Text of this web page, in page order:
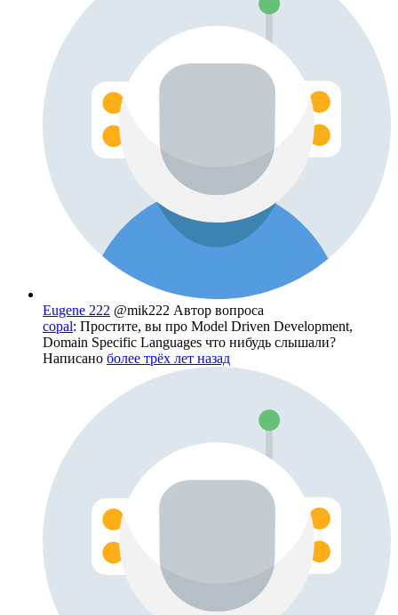
Eugene 222 @mik222 Автор вопроса
copal: Простите, вы про Model Driven Development,
Domain Specific Languages что нибудь слышали?
Написано более трёх лет назад